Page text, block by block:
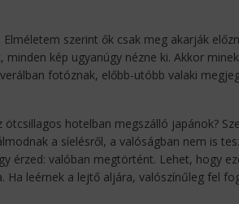
szerint ők csak meg akarják
minden kép ugyanúgy nézne ki. Akkor
fotóznak, előbb-utóbb valaki
ötcsillagos hotelban megszálló japánok?
a síelésről, a valóságban nem is
érzed: valóban megtörtént. Lehet, hogy
Ha leérnek a lejtő aljára, valószínűleg fel